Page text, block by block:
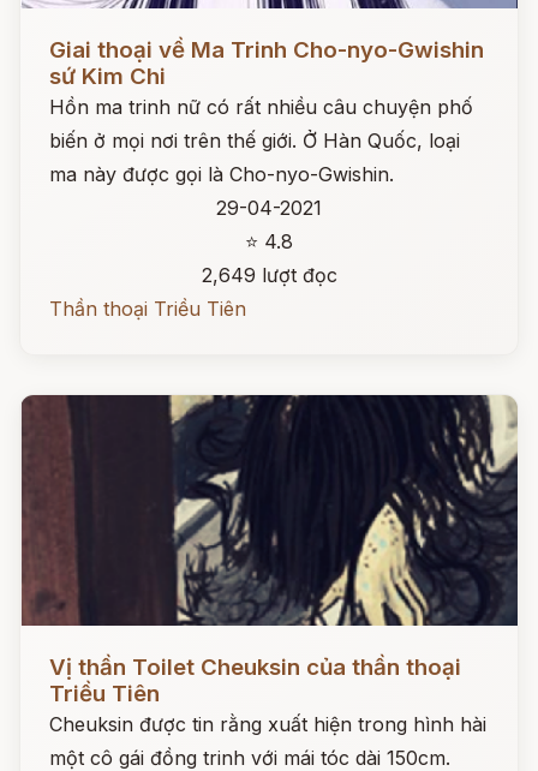
Giai thoại về Ma Trinh Cho-nyo-Gwishin
sứ Kim Chi
Hồn ma trinh nữ có rất nhiều câu chuyện phố
biến ở mọi nơi trên thế giới. Ở Hàn Quốc, loại
ma này được gọi là Cho-nyo-Gwishin.
29-04-2021
⭐ 4.8
2,649 lượt đọc
Thần thoại Triều Tiên
Đọc ngay
Vị thần Toilet Cheuksin của thần thoại
Triều Tiên
Cheuksin được tin rằng xuất hiện trong hình hài
một cô gái đồng trinh với mái tóc dài 150cm.